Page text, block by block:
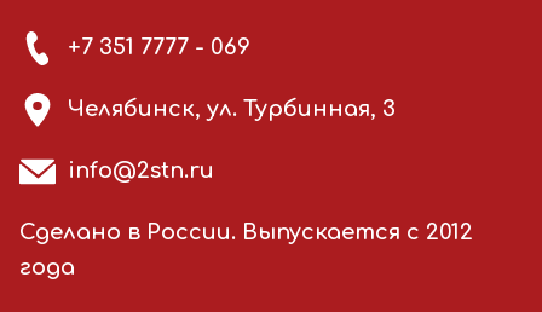
+7 351 7777 - 069
Челябинск, ул. Турбинная, 3
info@2stn.ru
Сделано в России. Выпускается с 2012
года